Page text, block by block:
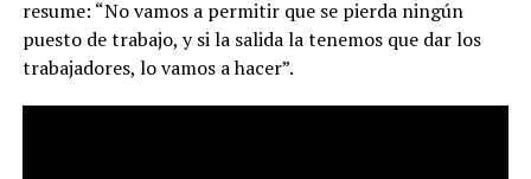
resume: “No vamos a permitir que se pierda ningún
puesto de trabajo, y si la salida la tenemos que dar los
trabajadores, lo vamos a hacer”.